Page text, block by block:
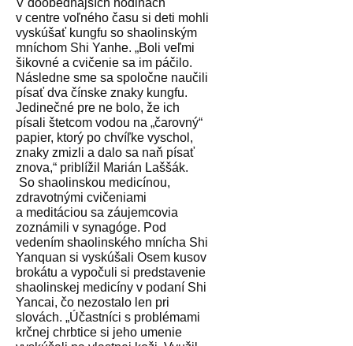
V doobedňajších hodinách
v centre voľného času si deti mohli
vyskúšať kungfu so shaolinským
mníchom Shi Yanhe. „Boli veľmi
šikovné a cvičenie sa im páčilo.
Následne sme sa spoločne naučili
písať dva čínske znaky kungfu.
Jedinečné pre ne bolo, že ich
písali štetcom vodou na „čarovný“
papier, ktorý po chvíľke vyschol,
znaky zmizli a dalo sa naň písať
znova,“ priblížil Marián Laššák.
So shaolinskou medicínou,
zdravotnými cvičeniami
a meditáciou sa záujemcovia
zoznámili v synagóge. Pod
vedením shaolinského mnícha Shi
Yanquan si vyskúšali Osem kusov
brokátu a vypočuli si predstavenie
shaolinskej medicíny v podaní Shi
Yancai, čo nezostalo len pri
slovách. „Účastníci s problémami
krčnej chrbtice si jeho umenie